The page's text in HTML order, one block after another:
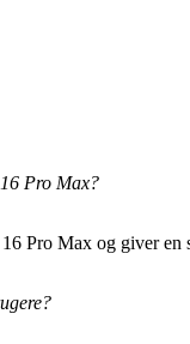
Pro Max?
Pro Max og giver